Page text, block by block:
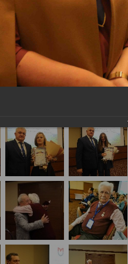
в Конференции